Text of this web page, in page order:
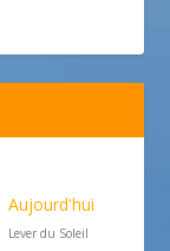
Aujourd'hui
Lever du Soleil